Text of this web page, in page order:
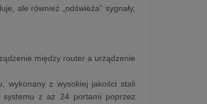
ale również „odświeża” sygnały,
między router a urządzenie
wykonany z wysokiej jakości stali
systemu z aż 24 portami poprzez